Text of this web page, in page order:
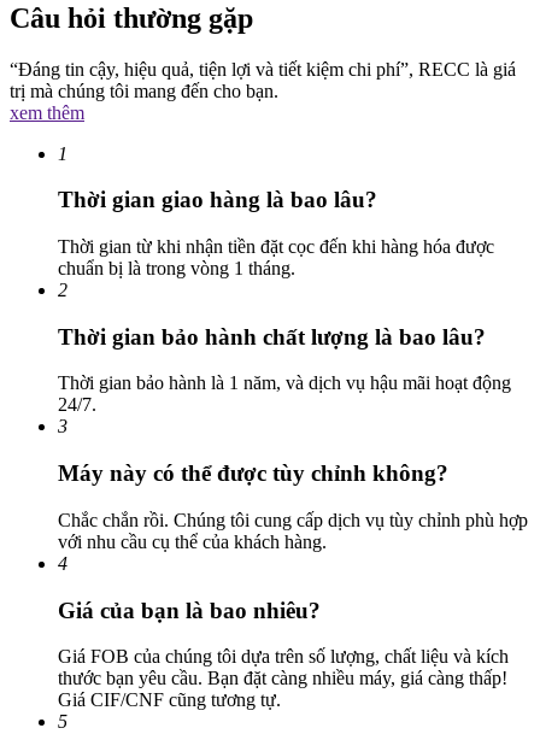
Câu hỏi thường gặp
“Đáng tin cậy, hiệu quả, tiện lợi và tiết kiệm chi phí”, RECC là giá
trị mà chúng tôi mang đến cho bạn.
xem thêm
1
Thời gian giao hàng là bao lâu?
Thời gian từ khi nhận tiền đặt cọc đến khi hàng hóa được
chuẩn bị là trong vòng 1 tháng.
2
Thời gian bảo hành chất lượng là bao lâu?
Thời gian bảo hành là 1 năm, và dịch vụ hậu mãi hoạt động
24/7.
3
Máy này có thể được tùy chỉnh không?
Chắc chắn rồi. Chúng tôi cung cấp dịch vụ tùy chỉnh phù hợp
với nhu cầu cụ thể của khách hàng.
4
Giá của bạn là bao nhiêu?
Giá FOB của chúng tôi dựa trên số lượng, chất liệu và kích
thước bạn yêu cầu. Bạn đặt càng nhiều máy, giá càng thấp!
Giá CIF/CNF cũng tương tự.
5